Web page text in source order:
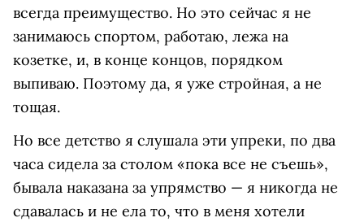
всегда преимущество. Но это сейчас я не
занимаюсь спортом, работаю, лежа на
козетке, и, в конце концов, порядком
выпиваю. Поэтому да, я уже стройная, а не
тощая.
Но все детство я слушала эти упреки, по два
часа сидела за столом «пока все не съешь»,
бывала наказана за упрямство — я никогда не
сдавалась и не ела то, что в меня хотели